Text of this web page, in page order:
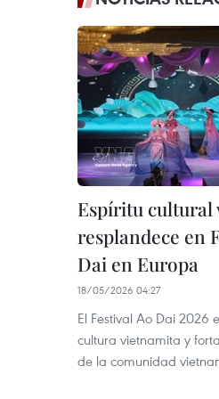
Espíritu cultural
resplandece en
Dai en Europa
18/05/2026 04:27
El Festival Ao Dai 2026
cultura vietnamita y
de la comunidad